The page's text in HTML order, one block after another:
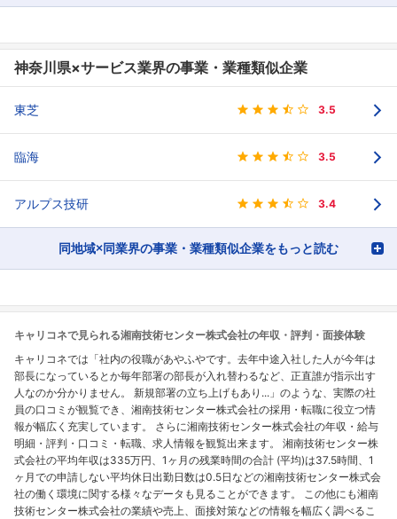
神奈川県×サービス業界の事業・業種類似企業
東芝 3.5
臨海 3.5
アルプス技研 3.4
同地域×同業界の事業・業種類似企業をもっと読む
キャリコネで見られる湘南技術センター株式会社の年収・評判・面接体験
キャリコネでは「社内の役職があやふやです。去年中途入社した人が今年は
部長になっているとか毎年部署の部長が入れ替わるなど、正直誰が指示出す
人なのか分かりません。 新規部署の立ち上げもあり...」のような、実際の社
員の口コミが観覧でき、湘南技術センター株式会社の採用・転職に役立つ情
報が幅広く充実しています。 さらに湘南技術センター株式会社の年収・給与
明細・評判・口コミ・転職、求人情報を観覧出来ます。 湘南技術センター株
式会社の平均年収は335万円、1ヶ月の残業時間の合計 (平均)は37.5時間、1
ヶ月での申請しない平均休日出勤日数は0.5日などの湘南技術センター株式会
社の働く環境に関する様々なデータも見ることができます。 この他にも湘南
技術センター株式会社の業績や売上、面接対策などの情報を幅広く調べるこ